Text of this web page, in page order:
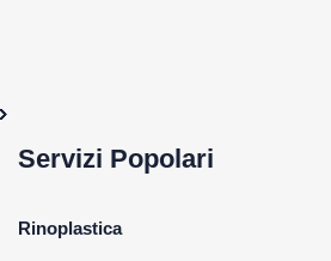
Servizi Popolari
Rinoplastica